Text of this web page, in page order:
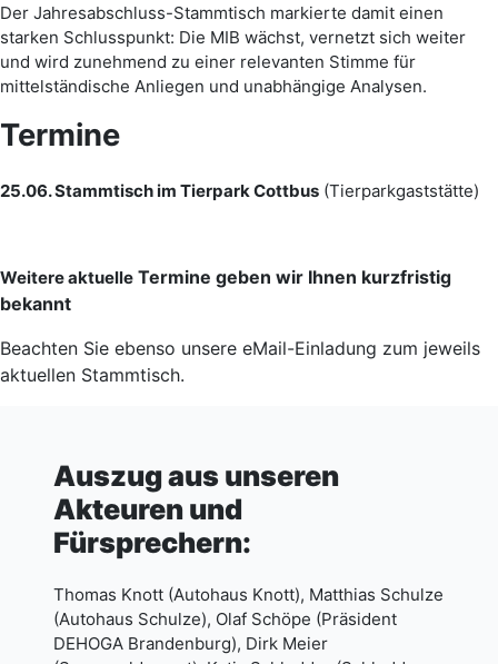
Der Jahresabschluss-Stammtisch markierte damit einen
starken Schlusspunkt: Die MIB wächst, vernetzt sich weiter
und wird zunehmend zu einer relevanten Stimme für
mittelständische Anliegen und unabhängige Analysen.
Termine
25.06. Stammtisch im Tierpark Cottbus (Tierparkgaststätte)
Weitere aktuelle Termine geben wir Ihnen kurzfristig
bekannt
Beachten Sie ebenso unsere eMail-Einladung zum jeweils
aktuellen Stammtisch.
Auszug aus unseren
Akteuren und
Fürsprechern:
Thomas Knott (Autohaus Knott), Matthias Schulze
(Autohaus Schulze), Olaf Schöpe (Präsident
DEHOGA Brandenburg), Dirk Meier